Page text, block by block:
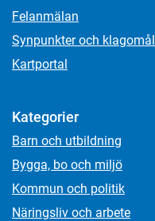
Felanmälan
Synpunkter och klagomål
Kartportal
Kategorier
Barn och utbildning
Bygga, bo och miljö
Kommun och politik
Näringsliv och arbete